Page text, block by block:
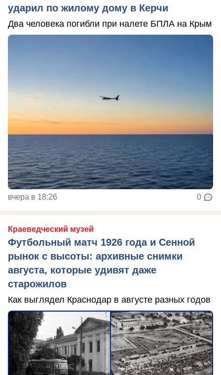
ударил по жилому дому в Керчи
Два человека погибли при налете БПЛА на Крым
вчера в 18:26 0
Краеведческий музей
Футбольный матч 1926 года и Сенной
рынок с высоты: архивные снимки
августа, которые удивят даже
старожилов
Как выглядел Краснодар в августе разных годов